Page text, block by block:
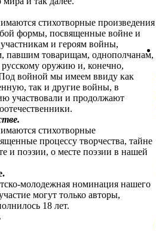
стихотворные произведения
формы, посвященные войне и
и героям войны,
павшим товарищам, однополчанам,
оружию и, конечно,
войной мы имеем ввиду как
так и другие войны, в
участвовали и продолжают
стихотворные
процессу творчества, тайне
и поэзии, о месте поэзии в нашей
молодежная номинация нашего
могут только авторы,
18 лет.